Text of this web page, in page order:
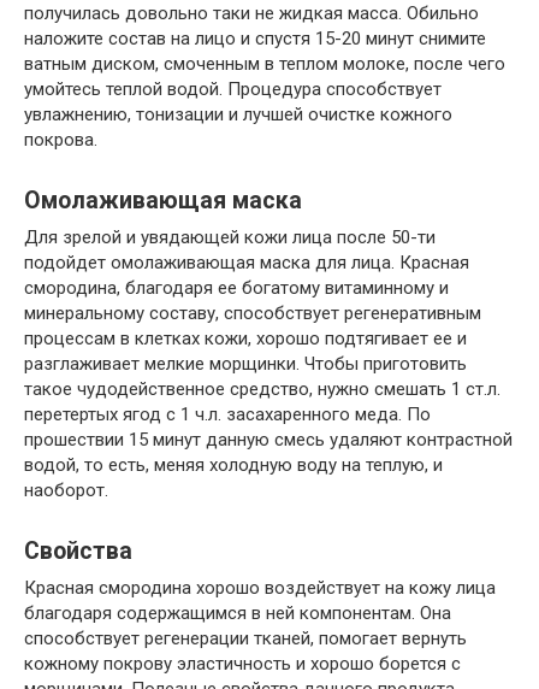
получилась довольно таки не жидкая масса. Обильно
наложите состав на лицо и спустя 15-20 минут снимите
ватным диском, смоченным в теплом молоке, после чего
умойтесь теплой водой. Процедура способствует
увлажнению, тонизации и лучшей очистке кожного
покрова.
Омолаживающая маска
Для зрелой и увядающей кожи лица после 50-ти
подойдет омолаживающая маска для лица. Красная
смородина, благодаря ее богатому витаминному и
минеральному составу, способствует регенеративным
процессам в клетках кожи, хорошо подтягивает ее и
разглаживает мелкие морщинки. Чтобы приготовить
такое чудодейственное средство, нужно смешать 1 ст.л.
перетертых ягод с 1 ч.л. засахаренного меда. По
прошествии 15 минут данную смесь удаляют контрастной
водой, то есть, меняя холодную воду на теплую, и
наоборот.
Свойства
Красная смородина хорошо воздействует на кожу лица
благодаря содержащимся в ней компонентам. Она
способствует регенерации тканей, помогает вернуть
кожному покрову эластичность и хорошо борется с